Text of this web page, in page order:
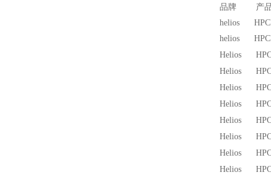
品牌 产品
helios
helios
Helios
Helios
Helios
Helios
Helios
Helios
Helios
Helios